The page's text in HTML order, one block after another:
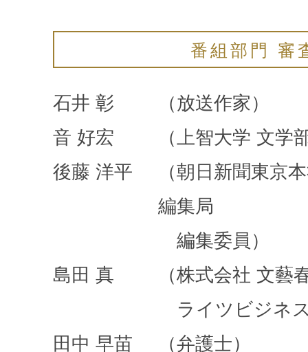
番組部門 審
石井 彰
（放送作家）
音 好宏
（上智大学 文学
後藤 洋平
（朝日新聞東京
編集局
編集委員）
島田 真
（株式会社 文藝
ライツビジネ
田中 早苗
（弁護士）